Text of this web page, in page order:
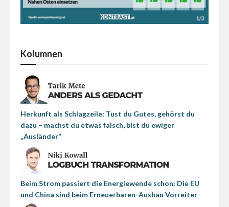
Kolumnen
Herkunft als Schlagzeile: Tust du Gutes, gehörst du
dazu – machst du etwas falsch, bist du ewiger
„Ausländer“
Beim Strom passiert die Energiewende schon: Die EU
und China sind beim Erneuerbaren-Ausbau Vorreiter